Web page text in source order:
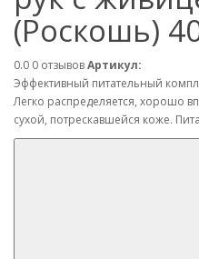
(Роскошь)
0.0 0 отзывовАртикул:
Эффективный питательный
Легко распределяется, хорошо
сухой, потрескавшейся коже.